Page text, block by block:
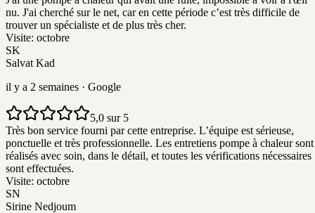
nu. J'ai cherché sur le net, car en cette période c’est très difficile de
trouver un spécialiste et de plus très cher.
Visite: octobre
SK
Salvat Kad
il y a 2 semaines · Google
5,0 sur 5
Très bon service fourni par cette entreprise. L’équipe est sérieuse,
ponctuelle et très professionnelle. Les entretiens pompe à chaleur sont
réalisés avec soin, dans le détail, et toutes les vérifications nécessaires
sont effectuées.
Visite: octobre
SN
Sirine Nedjoum